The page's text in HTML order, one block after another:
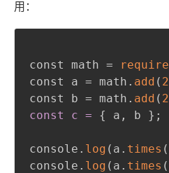
用：
const math = require
const a = math. add ( 2
const b = math. add ( 2
const c =
{ a , b } ;
console. log ( a. times (
console. log ( a. times (